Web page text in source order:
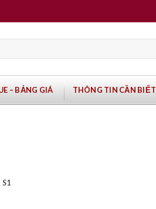
– BẢNG GIÁ THÔNG TIN CẦN BIẾT
S1